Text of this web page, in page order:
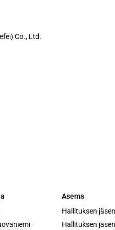
Co., Ltd.
Asema
Asema
Hallituksen
Hallituksen